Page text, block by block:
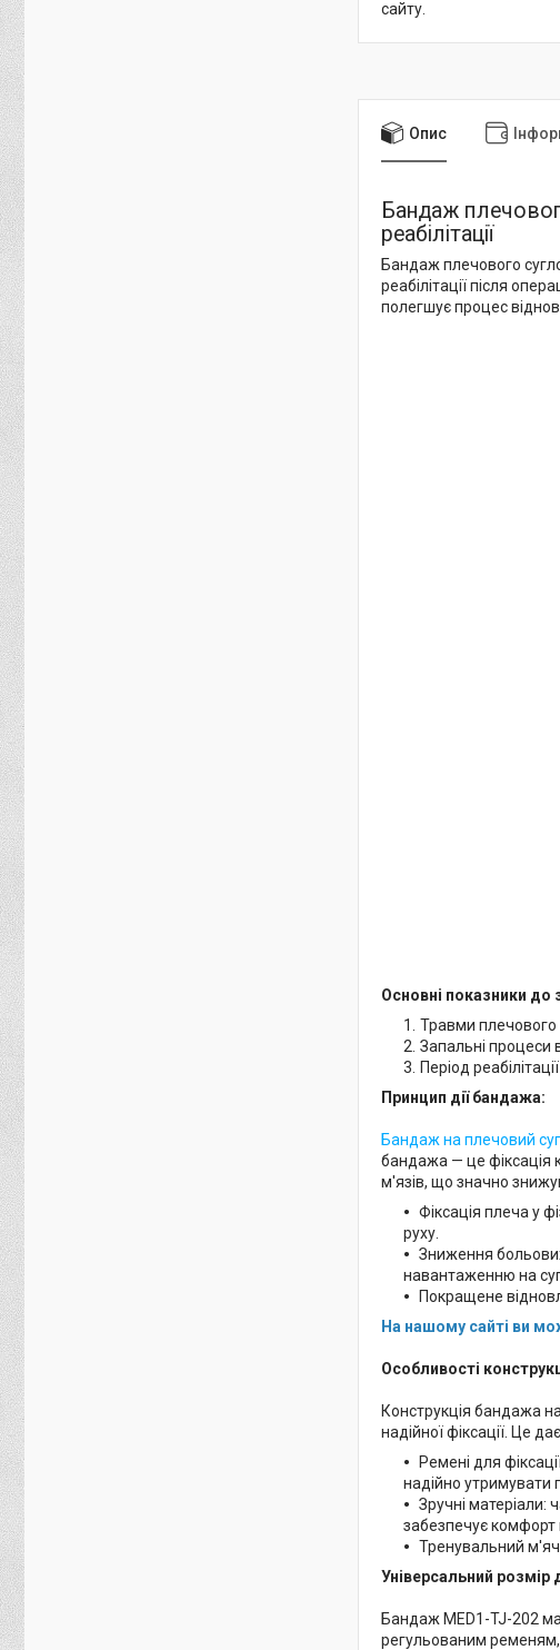
сайту.
Опис
Бандаж
реабілітації
Бандаж плечового
реабілітації після
полегшує процес
Основні показники до
Травми
Запальні процеси
Період
Принцип дії бандажа:
Бандаж на плечовий
бандажа — це фіксація
м'язів, що значно
Фіксація плеча у
руху.
Зниження
навантаженню на
Покращене
На нашому сайті ви
Особливості
Конструкція бандажа
надійної фіксації. Це
Ремені для
надійно утримувати
Зручні матеріали:
забезпечує комфорт
Тренувальний
Універсальний розмір
Бандаж MED1-TJ-202
регульованим ременям,